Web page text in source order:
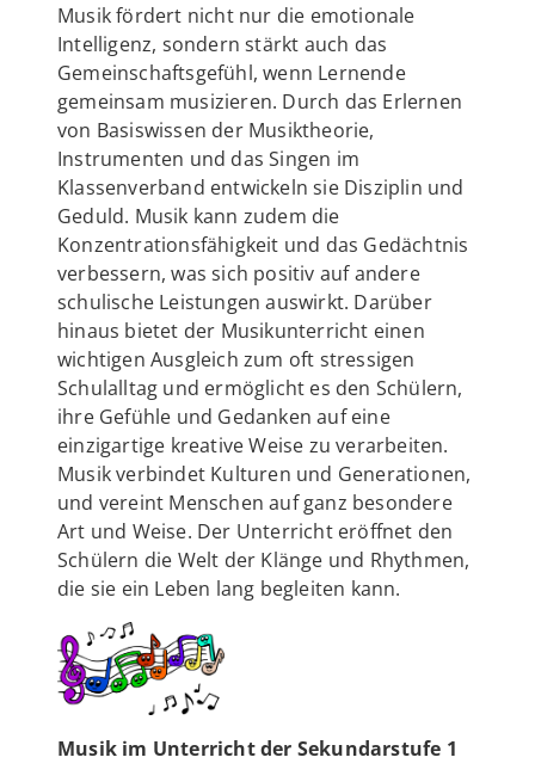
Musik fördert nicht nur die emotionale
Intelligenz, sondern stärkt auch das
Gemeinschaftsgefühl, wenn Lernende
gemeinsam musizieren. Durch das Erlernen
von Basiswissen der Musiktheorie,
Instrumenten und das Singen im
Klassenverband entwickeln sie Disziplin und
Geduld. Musik kann zudem die
Konzentrationsfähigkeit und das Gedächtnis
verbessern, was sich positiv auf andere
schulische Leistungen auswirkt. Darüber
hinaus bietet der Musikunterricht einen
wichtigen Ausgleich zum oft stressigen
Schulalltag und ermöglicht es den Schülern,
ihre Gefühle und Gedanken auf eine
einzigartige kreative Weise zu verarbeiten.
Musik verbindet Kulturen und Generationen,
und vereint Menschen auf ganz besondere
Art und Weise. Der Unterricht eröffnet den
Schülern die Welt der Klänge und Rhythmen,
die sie ein Leben lang begleiten kann.
Musik im Unterricht der Sekundarstufe 1